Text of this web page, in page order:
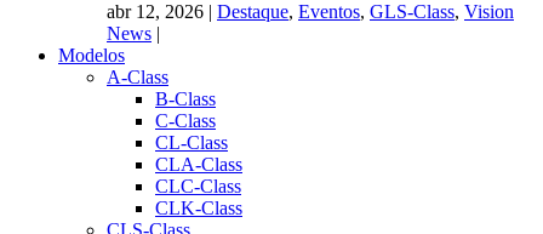
abr 12, 2026 | Destaque, Eventos, GLS-Class, Vision
News |
Modelos
A-Class
B-Class
C-Class
CL-Class
CLA-Class
CLC-Class
CLK-Class